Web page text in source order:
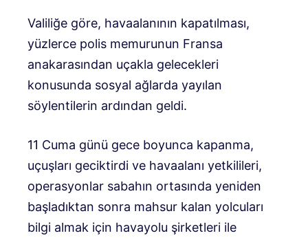
Valiliğe göre, havaalanının kapatılması,
yüzlerce polis memurunun Fransa
anakarasından uçakla gelecekleri
konusunda sosyal ağlarda yayılan
söylentilerin ardından geldi.
11 Cuma günü gece boyunca kapanma,
uçuşları geciktirdi ve havaalanı yetkilileri,
operasyonlar sabahın ortasında yeniden
başladıktan sonra mahsur kalan yolcuları
bilgi almak için havayolu şirketleri ile